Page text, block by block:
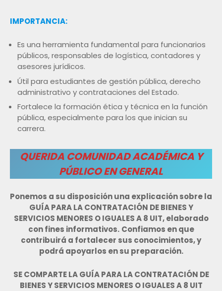
IMPORTANCIA:
Es una herramienta fundamental para funcionarios
públicos, responsables de logística, contadores y
asesores jurídicos.
Útil para estudiantes de gestión pública, derecho
administrativo y contrataciones del Estado.
Fortalece la formación ética y técnica en la función
pública, especialmente para los que inician su
carrera.
QUERIDA COMUNIDAD ACADÉMICA Y
PÚBLICO EN GENERAL
Ponemos a su disposición una explicación sobre la
GUÍA PARA LA CONTRATACIÓN DE BIENES Y
SERVICIOS MENORES O IGUALES A 8 UIT, elaborado
con fines informativos. Confiamos en que
contribuirá a fortalecer sus conocimientos, y
podrá apoyarlos en su preparación.
SE COMPARTE LA GUÍA PARA LA CONTRATACIÓN DE
BIENES Y SERVICIOS MENORES O IGUALES A 8 UIT